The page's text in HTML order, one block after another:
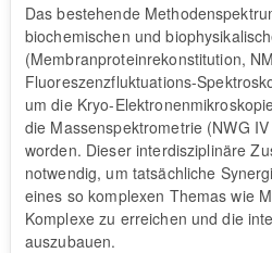
Das bestehende
biochemischen und
(Membranproteinrekonstitution,
Fluoreszenzfluktuations-
um die Kryo-
die Massenspektrometrie (NWG
worden. Dieser interdisziplinäre
notwendig, um tatsächliche
eines so komplexen Themas wie
Komplexe zu erreichen und die
auszubauen.